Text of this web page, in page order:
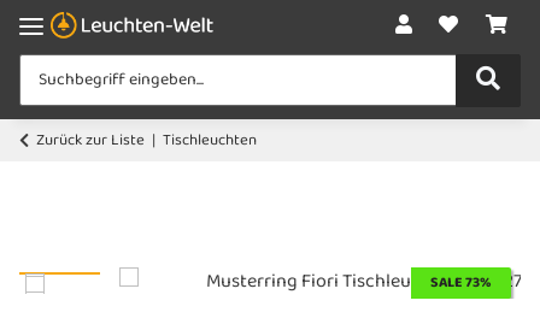
Zurück zur Liste Tischleuchten
SALE 73%